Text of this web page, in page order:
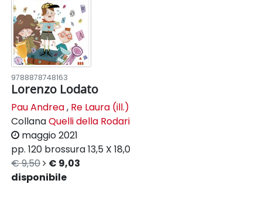
9788878748163
Lorenzo Lodato
Pau Andrea, Re Laura (ill.)
CollanaQuelli della Rodari
maggio 2021
pp. 120 brossura13,5 X 18,0
€ 9,50
€ 9,03
disponibile